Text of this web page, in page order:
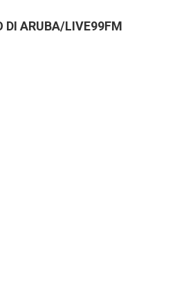
DI ARUBA/LIVE99FM